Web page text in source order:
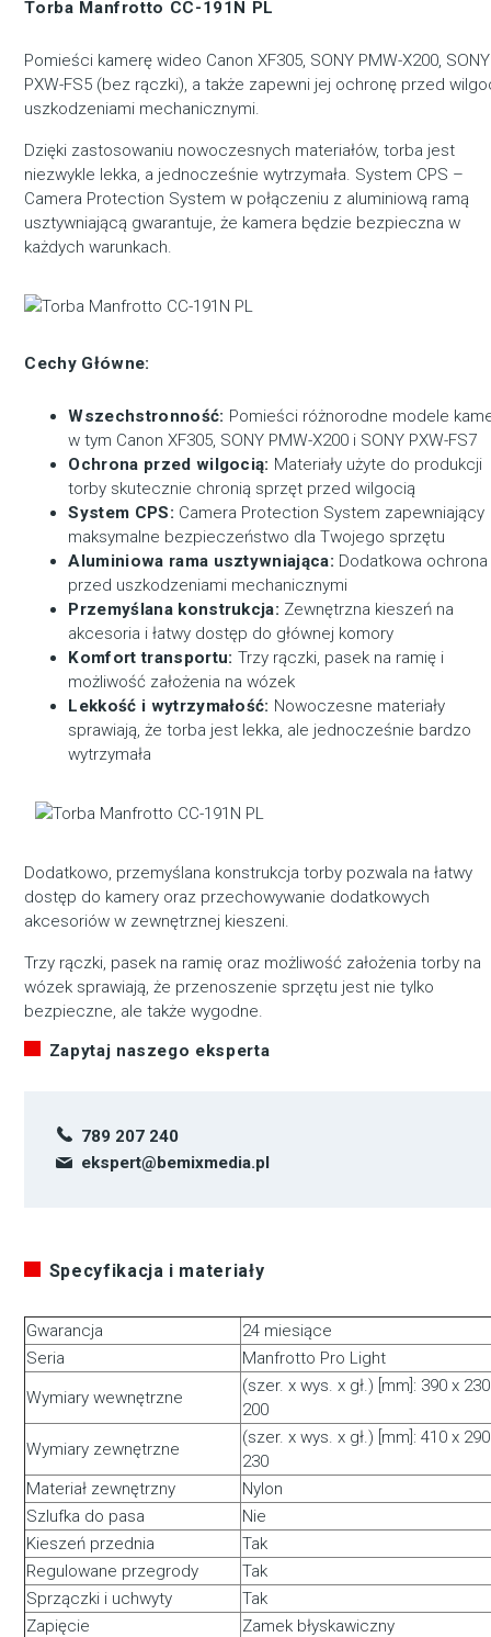
Torba Manfrotto CC-191N PL
Pomieści kamerę wideo Canon XF305, SONY PMW-X200, SONY
PXW-FS5 (bez rączki), a także zapewni jej ochronę przed
uszkodzeniami mechanicznymi.
Dzięki zastosowaniu nowoczesnych materiałów, torba jest
niezwykle lekka, a jednocześnie wytrzymała. System CPS –
Camera Protection System w połączeniu z aluminiową ramą
usztywniającą gwarantuje, że kamera będzie bezpieczna w
każdych warunkach.
Cechy Główne:
Wszechstronność: Pomieści różnorodne modele
w tym Canon XF305, SONY PMW-X200 i SONY PXW-FS7
Ochrona przed wilgocią: Materiały użyte do produkcji
torby skutecznie chronią sprzęt przed wilgocią
System CPS: Camera Protection System zapewniający
maksymalne bezpieczeństwo dla Twojego sprzętu
Aluminiowa rama usztywniająca: Dodatkowa ochrona
przed uszkodzeniami mechanicznymi
Przemyślana konstrukcja: Zewnętrzna kieszeń na
akcesoria i łatwy dostęp do głównej komory
Komfort transportu: Trzy rączki, pasek na ramię i
możliwość założenia na wózek
Lekkość i wytrzymałość: Nowoczesne materiały
sprawiają, że torba jest lekka, ale jednocześnie bardzo
wytrzymała
Dodatkowo, przemyślana konstrukcja torby pozwala na łatwy
dostęp do kamery oraz przechowywanie dodatkowych
akcesoriów w zewnętrznej kieszeni.
Trzy rączki, pasek na ramię oraz możliwość założenia torby na
wózek sprawiają, że przenoszenie sprzętu jest nie tylko
bezpieczne, ale także wygodne.
Zapytaj naszego eksperta
789 207 240
ekspert@bemixmedia.pl
Specyfikacja i materiały
Gwarancja
24 miesiące
Seria
Manfrotto Pro Light
Wymiary wewnętrzne
(szer. x wys. x gł.) [mm]: 390 x
200
Wymiary zewnętrzne
(szer. x wys. x gł.) [mm]: 410 x
230
Materiał zewnętrzny
Nylon
Szlufka do pasa
Nie
Kieszeń przednia
Tak
Regulowane przegrody
Tak
Sprzączki i uchwyty
Tak
Zapięcie
Zamek błyskawiczny